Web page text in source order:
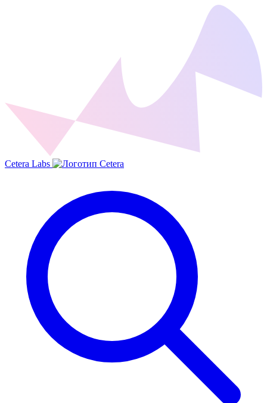
Cetera Labs